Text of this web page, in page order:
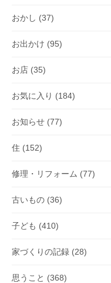
おかし (37)
お出かけ (95)
お店 (35)
お気に入り (184)
お知らせ (77)
住 (152)
修理・リフォーム (77)
古いもの (36)
子ども (410)
家づくりの記録 (28)
思うこと (368)